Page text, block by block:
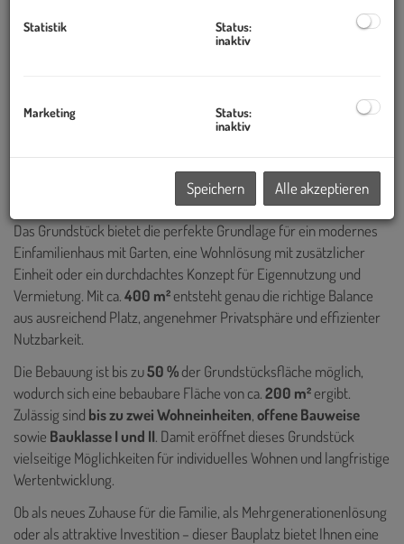
Zum Verkauf gelangt ein attraktives Baugrundstück am
Bartberg
mit einer Grundstücksfläche von ca.400 m²
Gelegenheit für alle, die ihren Traum vom eigenen Zuhause
verwirklichen möchten und dabei Wert auf eine gut nutzbare,
gefragte Grundstücksgröße legen.
Das Grundstück bietet die perfekte Grundlage für ein modernes
Einfamilienhaus mit Garten, eine Wohnlösung mit zusätzlicher
Einheit oder ein durchdachtes Konzept für Eigennutzung und
Vermietung. Mit ca.400 m²entsteht genau die richtige Balance
aus ausreichend Platz, angenehmer Privatsphäre und effizienter
Nutzbarkeit.
Die Bebauung ist bis zu50 %der Grundstücksfläche möglich,
wodurch sich eine bebaubare Fläche von ca.200 m²ergibt.
Zulässig sind bis zu zwei Wohneinheiten,offene Bauweise
sowie Bauklasse I und II. Damit eröffnet dieses Grundstück
vielseitige Möglichkeiten für individuelles Wohnen und langfristige
Wertentwicklung.
Ob als neues Zuhause für die Familie, als Mehrgenerationenlösung
oder als attraktive Investition – dieser Bauplatz bietet Ihnen eine
Statistik
Status:
inaktiv
Marketing
Status:
inaktiv
Speichern Alle akzeptieren